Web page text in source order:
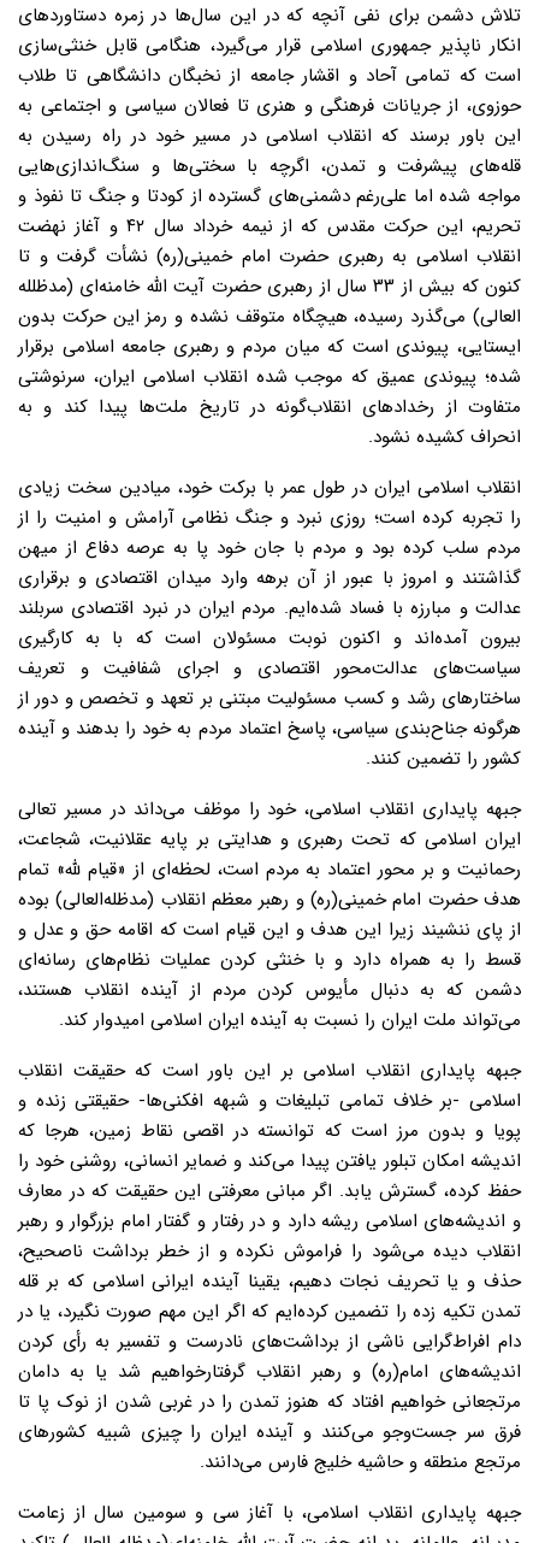
تلاش دشمن برای نفی آنچه که در این سال‌ها در زمره دستاوردهای
انکار ناپذیر جمهوری اسلامی قرار می‌گیرد، هنگامی قابل خنثی‌سازی
است که تمامی آحاد و اقشار جامعه از نخبگان دانشگاهی تا طلاب
حوزوی، از جریانات فرهنگی و هنری تا فعالان سیاسی و اجتماعی به
این باور برسند که انقلاب اسلامی در مسیر خود در راه رسیدن به
قله‌های پیشرفت و تمدن، اگرچه با سختی‌ها و سنگ‌اندازی‌هایی
مواجه شده اما علی‌رغم دشمنی‌های گسترده از کودتا و جنگ تا نفوذ و
تحریم، این حرکت مقدس که از نیمه خرداد سال ۴۲ و آغاز نهضت
انقلاب اسلامی به رهبری حضرت امام خمینی(ره) نشأت گرفت و تا
کنون که بیش از ۳۳ سال از رهبری حضرت آیت الله خامنه‌ای (مدظلله
العالی) می‌گذرد رسیده، هیچگاه متوقف نشده و رمز این حرکت بدون
ایستایی، پیوندی است که میان مردم و رهبری جامعه اسلامی برقرار
شده؛ پیوندی عمیق که موجب شده انقلاب اسلامی ایران، سرنوشتی
متفاوت از رخدادهای انقلاب‌گونه در تاریخ ملت‌ها پیدا کند و به
انحراف کشیده نشود.
انقلاب اسلامی ایران در طول عمر با برکت خود، میادین سخت زیادی
را تجربه کرده است؛ روزی نبرد و جنگ نظامی آرامش و امنیت را از
مردم سلب کرده بود و مردم با جان خود پا به عرصه دفاع از میهن
گذاشتند و امروز با عبور از آن برهه وارد میدان اقتصادی و برقراری
عدالت و مبارزه با فساد شده‌ایم. مردم ایران در نبرد اقتصادی سربلند
بیرون آمده‌اند و اکنون نوبت مسئولان است که با به کارگیری
سیاست‌های عدالت‌محور اقتصادی و اجرای شفافیت و تعریف
ساختارهای رشد و کسب مسئولیت مبتنی بر تعهد و تخصص و دور از
هرگونه جناح‌بندی سیاسی، پاسخ اعتماد مردم به خود را بدهند و آینده
کشور را تضمین کنند.
جبهه پایداری انقلاب اسلامی، خود را موظف می‌داند در مسیر تعالی
ایران اسلامی که تحت رهبری و هدایتی بر پایه عقلانیت، شجاعت،
رحمانیت و بر محور اعتماد به مردم است، لحظه‌ای از «قیام لله» تمام
هدف حضرت امام خمینی(ره) و رهبر معظم انقلاب (مدظله‌العالی) بوده
از پای ننشیند زیرا این هدف و این قیام است که اقامه حق و عدل و
قسط را به همراه دارد و با خنثی‌ کردن عملیات نظام‌های رسانه‌ای
دشمن که به دنبال مأیوس کردن مردم از آینده انقلاب هستند،
می‌تواند ملت ایران را نسبت به آینده ایران اسلامی امیدوار کند.
جبهه پایداری انقلاب اسلامی بر این باور است که حقیقت انقلاب
اسلامی -بر خلاف تمامی تبلیغات و شبهه افکنی‌ها- حقیقتی زنده و
پویا و بدون مرز است که توانسته در اقصی نقاط زمین، هرجا که
اندیشه‌ امکان تبلور یافتن پیدا می‌کند و ضمایر انسانی، روشنی خود را
حفظ کرده، گسترش یابد. اگر مبانی معرفتی این حقیقت که در معارف
و اندیشه‌های اسلامی ریشه دارد و در رفتار و گفتار امام بزرگوار و رهبر
انقلاب دیده‌ می‌شود را فراموش نکرده و از خطر برداشت ناصحیح،
حذف و یا تحریف نجات دهیم، یقینا آینده ایرانی اسلامی که بر قله
تمدن تکیه زده را تضمین کرده‌ایم که اگر این مهم صورت نگیرد، یا در
دام افراط‌گرایی ناشی از برداشت‌های نادرست و تفسیر به رأی کردن
اندیشه‌های امام(ره) و رهبر انقلاب گرفتارخواهیم شد یا به دامان
مرتجعانی خواهیم افتاد که هنوز تمدن را در غربی شدن از نوک پا تا
فرق سر جست‌وجو می‌کنند و آینده ایران را چیزی شبیه کشورهای
مرتجع منطقه و حاشیه خلیج فارس می‌دانند.
جبهه پایداری انقلاب اسلامی، با آغاز سی و سومین سال از زعامت